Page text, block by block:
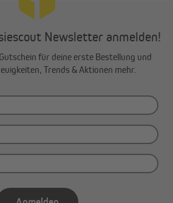
Newsletter anmelden!
für deine erste Bestellung und
Trends & Aktionen mehr.